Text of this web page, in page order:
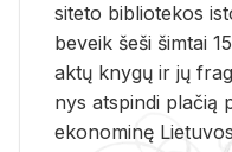
si­te­to bi­b­lio­te­kos
be­veik šeši šim­tai
aktų kny­gų ir jų
nys at­spin­di pla­čią
eko­no­mi­nę